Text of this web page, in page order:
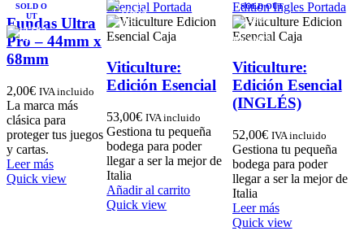
SOLD O
UT
Fundas Ultra
Pro – 44mm x
68mm
2,00€ IVA incluido
La marca más
clásica para
proteger tus juegos
y cartas.
Leer más
Quick view
Viticulture:
Edición Esencial
53,00€ IVA incluido
Gestiona tu pequeña
bodega para poder
llegar a ser la mejor de
Italia
Añadir al carrito
Quick view
SOLD OUT
Viticulture:
Edición Esencial
(INGLÉS)
52,00€ IVA incluido
Gestiona tu pequeña
bodega para poder
llegar a ser la mejor de
Italia
Leer más
Quick view